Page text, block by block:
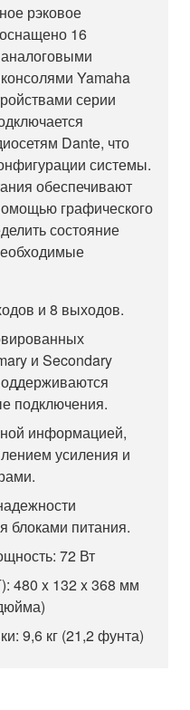
рэковое
16
Yamaha
серии
Dante, что
системы.
обеспечивают
графического
состояние
и 8 выходов.
и Secondary
подключения.
информацией,
усиления и
блоками питания.
72 Вт
480 x 132 x 368 мм
9,6 кг (21,2 фунта)